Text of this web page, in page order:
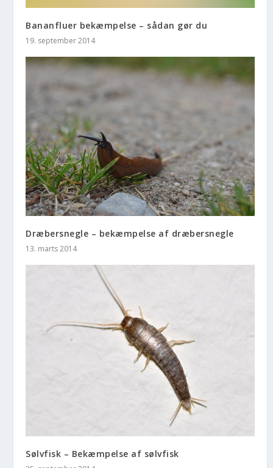
Bananfluer bekæmpelse – sådan gør du
19. september 2014
Dræbersnegle – bekæmpelse af dræbersnegle
13. marts 2014
Sølvfisk – Bekæmpelse af sølvfisk